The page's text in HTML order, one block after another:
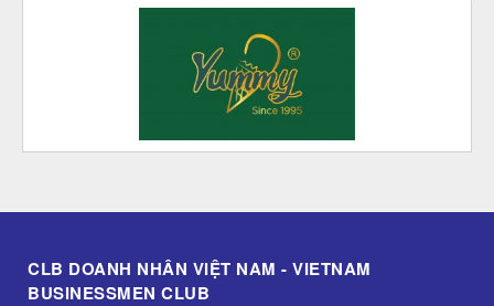
CLB DOANH NHÂN VIỆT NAM - VIETNAM
BUSINESSMEN CLUB